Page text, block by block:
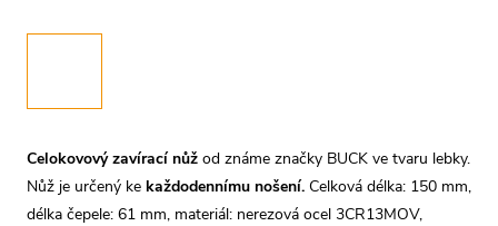
Celokovový zavírací nůž od známe značky BUCK ve tvaru lebky.
Nůž je určený ke každodennímu nošení. Celková délka: 150 mm,
délka čepele: 61 mm, materiál: nerezová ocel 3CR13MOV,